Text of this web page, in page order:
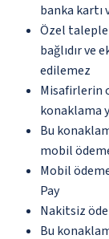
banka
Özel
bağlıdır ve
edilemez
Misafirlerin
konaklama
Bu
mobil
Mobil
Pay
Nakitsiz
Bu